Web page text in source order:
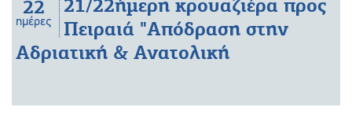
22
ημέρες
21/22ήμερη κρουαζιέρα προς
Πειραιά "Απόδραση στην
Αδριατική & Ανατολική